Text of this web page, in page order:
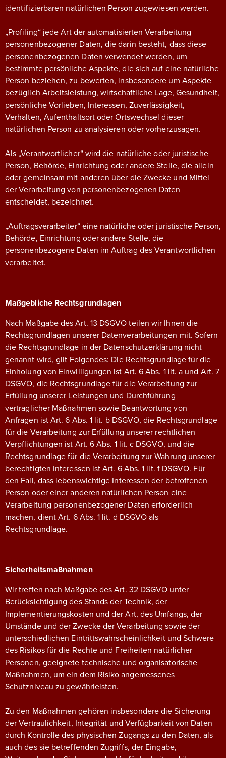
identifizierbaren natürlichen Person zugewiesen werden.
„Profiling“ jede Art der automatisierten Verarbeitung
personenbezogener Daten, die darin besteht, dass diese
personenbezogenen Daten verwendet werden, um
bestimmte persönliche Aspekte, die sich auf eine natürliche
Person beziehen, zu bewerten, insbesondere um Aspekte
bezüglich Arbeitsleistung, wirtschaftliche Lage, Gesundheit,
persönliche Vorlieben, Interessen, Zuverlässigkeit,
Verhalten, Aufenthaltsort oder Ortswechsel dieser
natürlichen Person zu analysieren oder vorherzusagen.
Als „Verantwortlicher“ wird die natürliche oder juristische
Person, Behörde, Einrichtung oder andere Stelle, die allein
oder gemeinsam mit anderen über die Zwecke und Mittel
der Verarbeitung von personenbezogenen Daten
entscheidet, bezeichnet.
„Auftragsverarbeiter“ eine natürliche oder juristische Person,
Behörde, Einrichtung oder andere Stelle, die
personenbezogene Daten im Auftrag des Verantwortlichen
verarbeitet.
Maßgebliche Rechtsgrundlagen
Nach Maßgabe des Art. 13 DSGVO teilen wir Ihnen die
Rechtsgrundlagen unserer Datenverarbeitungen mit. Sofern
die Rechtsgrundlage in der Datenschutzerklärung nicht
genannt wird, gilt Folgendes: Die Rechtsgrundlage für die
Einholung von Einwilligungen ist Art. 6 Abs. 1 lit. a und Art. 7
DSGVO, die Rechtsgrundlage für die Verarbeitung zur
Erfüllung unserer Leistungen und Durchführung
vertraglicher Maßnahmen sowie Beantwortung von
Anfragen ist Art. 6 Abs. 1 lit. b DSGVO, die Rechtsgrundlage
für die Verarbeitung zur Erfüllung unserer rechtlichen
Verpflichtungen ist Art. 6 Abs. 1 lit. c DSGVO, und die
Rechtsgrundlage für die Verarbeitung zur Wahrung unserer
berechtigten Interessen ist Art. 6 Abs. 1 lit. f DSGVO. Für
den Fall, dass lebenswichtige Interessen der betroffenen
Person oder einer anderen natürlichen Person eine
Verarbeitung personenbezogener Daten erforderlich
machen, dient Art. 6 Abs. 1 lit. d DSGVO als
Rechtsgrundlage.
Sicherheitsmaßnahmen
Wir treffen nach Maßgabe des Art. 32 DSGVO unter
Berücksichtigung des Stands der Technik, der
Implementierungskosten und der Art, des Umfangs, der
Umstände und der Zwecke der Verarbeitung sowie der
unterschiedlichen Eintrittswahrscheinlichkeit und Schwere
des Risikos für die Rechte und Freiheiten natürlicher
Personen, geeignete technische und organisatorische
Maßnahmen, um ein dem Risiko angemessenes
Schutzniveau zu gewährleisten.
Zu den Maßnahmen gehören insbesondere die Sicherung
der Vertraulichkeit, Integrität und Verfügbarkeit von Daten
durch Kontrolle des physischen Zugangs zu den Daten, als
auch des sie betreffenden Zugriffs, der Eingabe,